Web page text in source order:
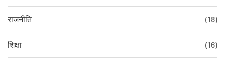
राजनीति (18)
शिक्षा (16)